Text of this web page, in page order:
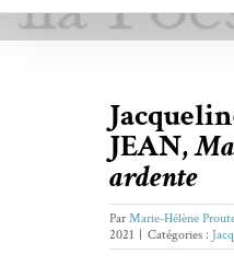
JEAN,
ardente
ParMarie-Hélène
2021
Catégories :